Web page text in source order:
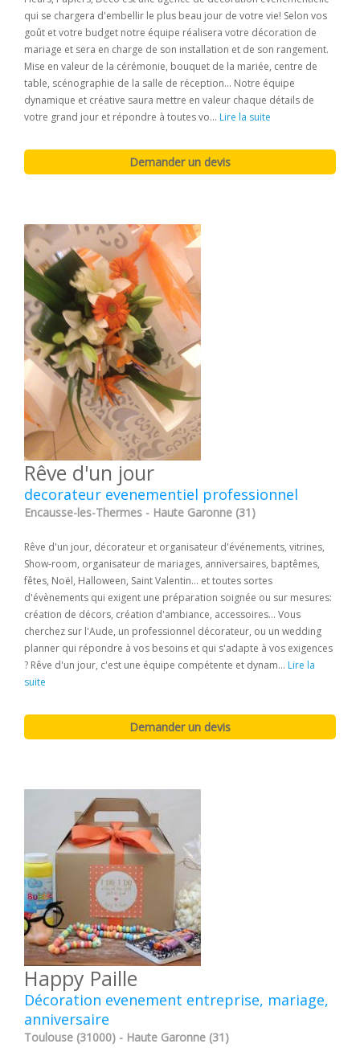
qui se chargera d'embellir le plus beau jour de votre vie! Selon vos
goût et votre budget notre équipe réalisera votre décoration de
mariage et sera en charge de son installation et de son rangement.
Mise en valeur de la cérémonie, bouquet de la mariée, centre de
table, scénographie de la salle de réception... Notre équipe
dynamique et créative saura mettre en valeur chaque détails de
votre grand jour et répondre à toutes vo... Lire la suite
Rêve d'un jour
decorateur evenementiel professionnel
Encausse-les-Thermes - Haute Garonne (31)
Rêve d'un jour, décorateur et organisateur d'événements, vitrines,
Show-room, organisateur de mariages, anniversaires, baptêmes,
fêtes, Noël, Halloween, Saint Valentin... et toutes sortes
d'évènements qui exigent une préparation soignée ou sur mesures:
création de décors, création d'ambiance, accessoires... Vous
cherchez sur l'Aude, un professionnel décorateur, ou un wedding
planner qui répondre à vos besoins et qui s'adapte à vos exigences
? Rêve d'un jour, c'est une équipe compétente et dynam... Lire la
suite
Happy Paille
Décoration evenement entreprise, mariage,
anniversaire
Toulouse (31000) - Haute Garonne (31)